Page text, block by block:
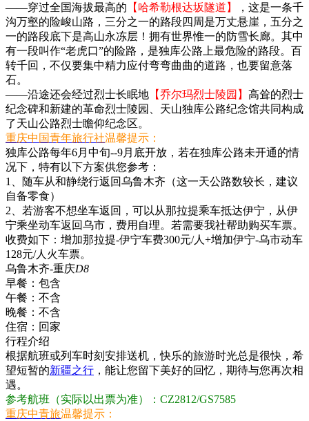
——穿过全国海拔最高的 【哈希勒根达坂隧道】
，这是一条千
沟万壑的险峻山路，三分之一的路段四周是万丈悬崖，五分之
一的路段底下是高山永冻层！拥有世界惟一的防雪长廊。其中
有一段叫作“老虎口”的险路，是独库公路上最危险的路段。百
转千回，不仅要集中精力应付弯弯曲曲的道路，也要留意落
石。
——沿途还会经过烈士长眠地 【乔尔玛烈士陵园】 高耸的烈士
纪念碑和新建的革命烈士陵园、天山独库公路纪念馆共同构成
了天山公路烈士瞻仰纪念区。
重庆中国青年旅行社温馨提示：
独库公路每年6月中旬--9月底开放，若在独库公路未开通的情
况下，特有以下方案供您参考：
1、随车从和静绕行返回乌鲁木齐（这一天公路数较长，建议
自备零食）
2、若游客不想坐车返回，可以从那拉提乘车抵达伊宁，从伊
宁乘坐动车返回乌市，费用自理。若需要我社帮助购买车票。
收费如下：增加那拉提-伊宁车费300元/人+增加伊宁-乌市动车
128元/人火车票。
乌鲁木齐-重庆D8
早餐： 包含
午餐： 不含
晚餐： 不含
住宿： 回家
行程介绍
根据航班或列车时刻安排送机，快乐的旅游时光总是很快，希
望短暂的新疆之行 ，能让您留下美好的回忆，期待与您再次相
遇。
参考航班（实际以出票为准）：CZ2812/GS7585
重庆中青旅温馨提示：